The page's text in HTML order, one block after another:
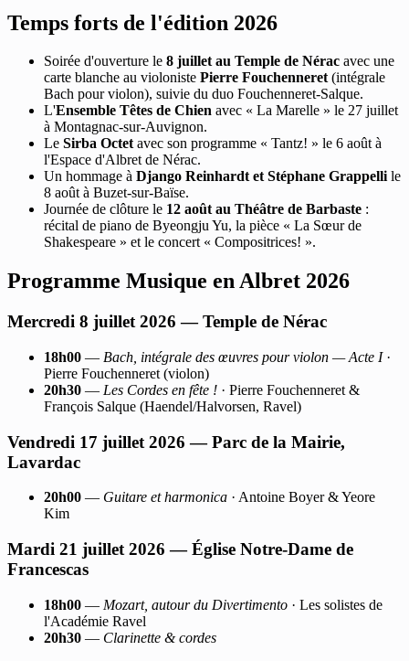
Temps forts de l'édition 2026
Soirée d'ouverture le 8 juillet au Temple de Nérac avec une
carte blanche au violoniste Pierre Fouchenneret(intégrale
Bach pour violon), suivie du duo Fouchenneret-Salque.
L'Ensemble Têtes de Chien avec « La Marelle » le 27 juillet
à Montagnac-sur-Auvignon.
Le Sirba Octetavec son programme « Tantz! » le 6 août à
l'Espace d'Albret de Nérac.
Un hommage à Django Reinhardt et Stéphane Grappellile
8 août à Buzet-sur-Baïse.
Journée de clôture le 12 août au Théâtre de Barbaste :
récital de piano de Byeongju Yu, la pièce « La Sœur de
Shakespeare » et le concert « Compositrices! ».
Programme Musique en Albret 2026
Mercredi 8 juillet 2026 — Temple de Nérac
18h00 — Bach, intégrale des œuvres pour violon — Acte I·
Pierre Fouchenneret (violon)
20h30 — Les Cordes en fête ! · Pierre Fouchenneret &
François Salque (Haendel/Halvorsen, Ravel)
Vendredi 17 juillet 2026 — Parc de la Mairie,
Lavardac
20h00 — Guitare et harmonica · Antoine Boyer & Yeore
Kim
Mardi 21 juillet 2026 — Église Notre-Dame de
Francescas
18h00 — Mozart, autour du Divertimento · Les solistes de
l'Académie Ravel
20h30 — Clarinette & cordes